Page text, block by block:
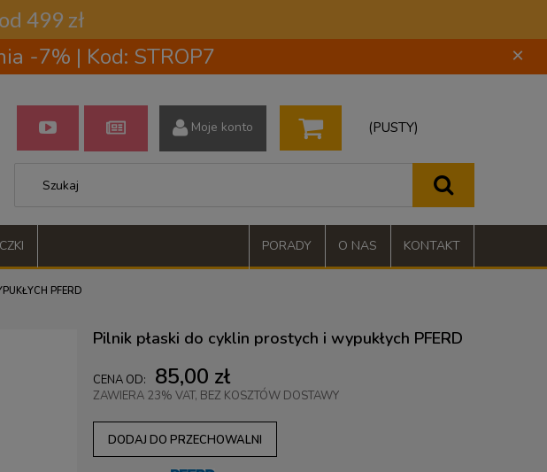
499 zł
-7% | Kod: STROP7 ×
(PUSTY)
Moje konto
KONTAKT
O NAS
PORADY
PFERD
Pilnik płaski do cyklin prostych i wypukłych PFERD
CENA OD: 85,00 zł
ZAWIERA 23% VAT, BEZ KOSZTÓW DOSTAWY
DODAJ DO PRZECHOWALNI